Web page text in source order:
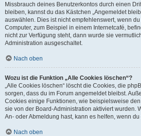
Missbrauch deines Benutzerkontos durch einen
bleiben, kannst du das Kästchen „Angemeldet
auswählen. Dies ist nicht empfehlenswert, wenn
Computer, zum Beispiel in einem Internetcafé,
nicht zur Verfügung steht, dann wurde sie
Administration ausgeschaltet.
Nach oben
Wozu ist die Funktion „Alle Cookies löschen“?
„Alle Cookies löschen“ löscht die Cookies, die
sorgen, dass du im Forum angemeldet bleibst.
Cookies einige Funktionen, wie beispielsweise den
sie von der Board-Administration aktiviert wurden.
An- oder Abmeldung hast, kann es helfen, wenn
Nach oben